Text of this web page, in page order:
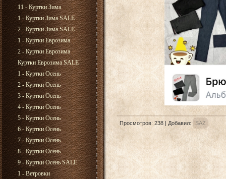
11 - Куртки Зима
1 - Куртки Зима SALE
2 - Куртки Зима SALE
1 - Куртки Еврозима
2 - Куртки Еврозима
Куртки Еврозима SALE
1 - Куртки Осень
2 - Куртки Осень
3 - Куртки Осень
4 - Куртки Осень
5 - Куртки Осень
6 - Куртки Осень
7 - Куртки Осень
8 - Куртки Осень
9 - Куртки Осень SALE
1 - Ветровки
Просмотров: 238 | Добавил: SAZ